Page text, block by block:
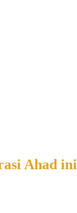
Ahad ini